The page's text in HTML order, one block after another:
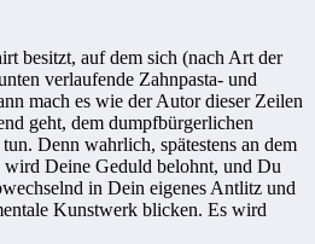
besitzt, auf dem sich (nach Art der
verlaufende Zahnpasta- und
mach es wie der Autor dieser Zeilen
geht, dem dumpfbürgerlichen
Denn wahrlich, spätestens an dem
Deine Geduld belohnt, und Du
in Dein eigenes Antlitz und
Kunstwerk blicken. Es wird